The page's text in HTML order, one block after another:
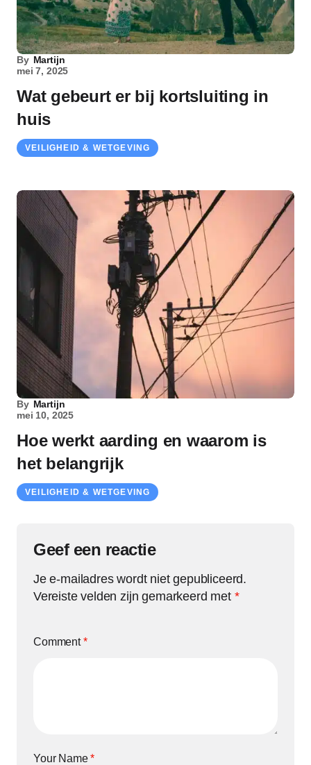
By Martijn
mei 7, 2025
Wat gebeurt er bij kortsluiting in
huis
VEILIGHEID & WETGEVING
By Martijn
mei 10, 2025
Hoe werkt aarding en waarom is
het belangrijk
VEILIGHEID & WETGEVING
Geef een reactie
Je e-mailadres wordt niet gepubliceerd.
Vereiste velden zijn gemarkeerd met *
Comment*
Your Name*